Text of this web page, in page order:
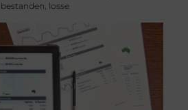
bestanden, losse